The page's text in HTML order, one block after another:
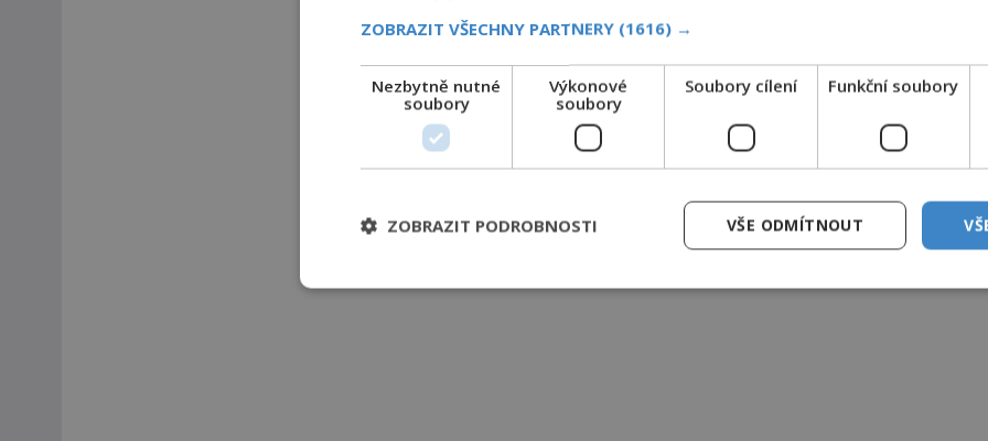
ZOBRAZIT VŠECHNY PARTNERY (1616) →
Nezbytně nutné
soubory
Výkonové
soubory
Soubory cílení Funkční soubory
VŠE ODMÍTNOUT
ZOBRAZIT PODROBNOSTI